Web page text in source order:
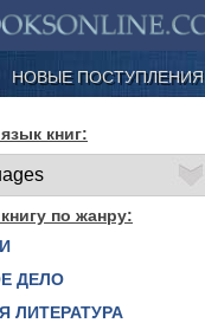
НОВЫЕ ПОСТУПЛЕНИЯ
книг:
по жанру:
ДЕЛО
ЛИТЕРАТУРА